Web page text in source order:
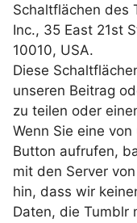
Schaltflächen des
Inc., 35 East 21st
10010, USA.
Diese
unseren Beitrag
zu teilen oder
Wenn Sie eine
Button aufrufen,
mit den Server
hin, dass wir
Daten, die Tumblr